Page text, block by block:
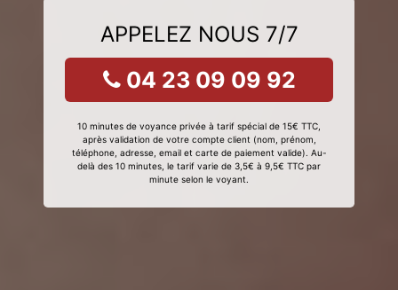
APPELEZ NOUS 7/7
04 23 09 09 92
10 minutes de voyance privée à tarif spécial de 15€ TTC,
après validation de votre compte client (nom, prénom,
téléphone, adresse, email et carte de paiement valide). Au-
delà des 10 minutes, le tarif varie de 3,5€ à 9,5€ TTC par
minute selon le voyant.